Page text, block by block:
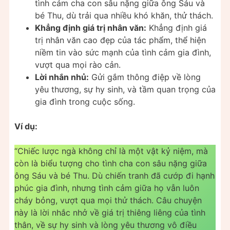
tình cảm cha con sâu nặng giữa ông Sáu và
bé Thu, dù trải qua nhiều khó khăn, thử thách.
Khẳng định giá trị nhân văn: Khẳng định giá
trị nhân văn cao đẹp của tác phẩm, thể hiện
niềm tin vào sức mạnh của tình cảm gia đình,
vượt qua mọi rào cản.
Lời nhắn nhủ: Gửi gắm thông điệp về lòng
yêu thương, sự hy sinh, và tầm quan trọng của
gia đình trong cuộc sống.
Ví dụ:
“Chiếc lược ngà không chỉ là một vật kỷ niệm, mà
còn là biểu tượng cho tình cha con sâu nặng giữa
ông Sáu và bé Thu. Dù chiến tranh đã cướp đi hạnh
phúc gia đình, nhưng tình cảm giữa họ vẫn luôn
cháy bỏng, vượt qua mọi thử thách. Câu chuyện
này là lời nhắc nhở về giá trị thiêng liêng của tình
thân, về sự hy sinh và lòng yêu thương vô điều